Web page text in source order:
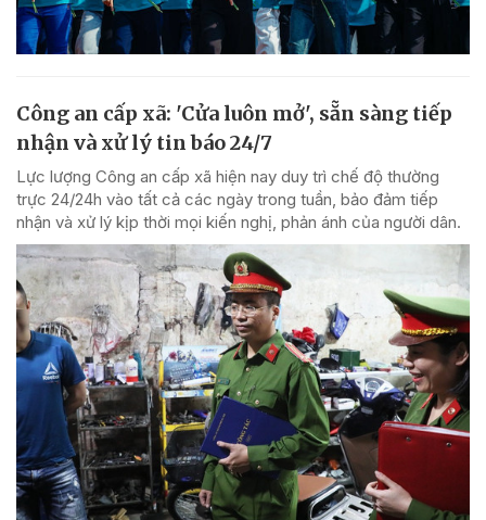
Công an cấp xã: 'Cửa luôn mở', sẵn sàng tiếp
nhận và xử lý tin báo 24/7
Lực lượng Công an cấp xã hiện nay duy trì chế độ thường
trực 24/24h vào tất cả các ngày trong tuần, bảo đảm tiếp
nhận và xử lý kịp thời mọi kiến nghị, phản ánh của người dân.